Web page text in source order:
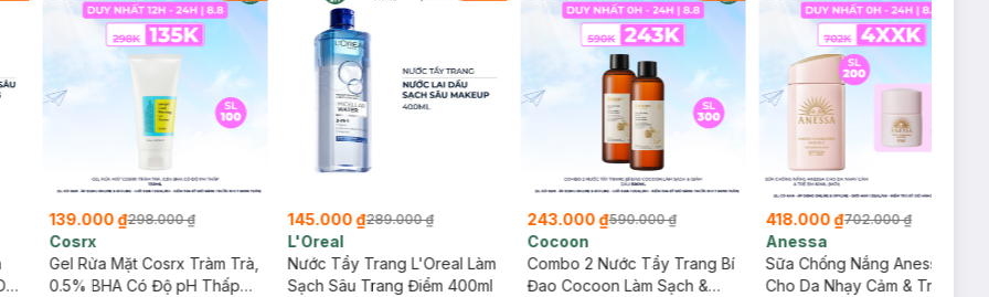
người sử dụng.
lông ra và cắt. Lưỡi thứ hai tiếp theo sau cắt phần còn lại vào sát hơn.
dao cạo lướt êm trên da, làm giảm cảm giác rát da.
dàng và thuận tiện hơn.
139.000 ₫298.000 ₫
Cosrx
Gel Rửa Mặt Cosrx Tràm Trà,
0.5% BHA Có Độ pH Thấp
145.000 ₫289.000 ₫
L'Oreal
Nước Tẩy Trang L'Oreal Làm
Sạch Sâu Trang Điểm 400ml
243.000 ₫590.000 ₫
Cocoon
Combo 2 Nước Tẩy Trang Bí
Đao Cocoon Làm Sạch &
418.000 ₫702.000 ₫
Anessa
Sữa Chống Nắng Anessa
Cho Da Nhạy Cảm & Trẻ Em